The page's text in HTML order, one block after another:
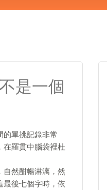
是一個
的單挑記錄非常
在羅貫中腦袋裡杜
自然酣暢淋漓，然
最後七個字時，依